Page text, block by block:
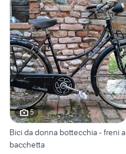
5
Bici da donna bottecchia - freni a
bacchetta